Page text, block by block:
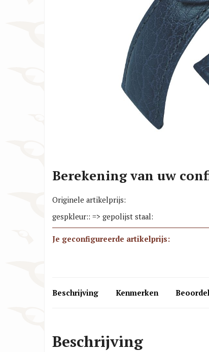
Christiaan van der Klaauw
Citizen Horlogebanden
Berekening van uw
Originele artikelprijs:
gespkleur:: => gepolijst staal:
Je geconfigureerde artikelprijs:
Beschrijving Kenmerken
Beschrijving